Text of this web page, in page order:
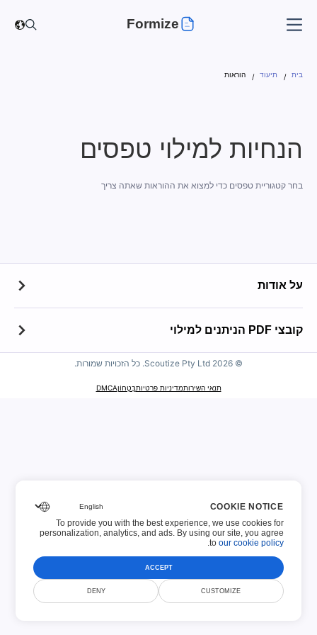
Formize
בית תיעוד הוראות
הנחיות למילוי טפסים
בחר קטגוריית טפסים כדי למצוא את ההוראות שאתה צריך
על אודות
על אודות
איש קשר
מדיניות שמירת קבצים
קובצי PDF הניתנים למילוי
טפסים פיננסיים
© Scoutize Pty Ltd 2026. כל הזכויות שמורות.
תנאי השירותמדיניות פרטיותבִּטָחוֹןDMCA
COOKIE NOTICE
To provide you with the best experience, we use cookies for
personalization, analytics, and ads. By using our site, you agree
to our cookie policy
.
ACCEPT
CUSTOMIZE
DENY